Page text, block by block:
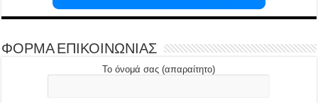
ΦΟΡΜΑ ΕΠΙΚΟΙΝΩΝΙΑΣ
Το όνομά σας (απαραίτητο)